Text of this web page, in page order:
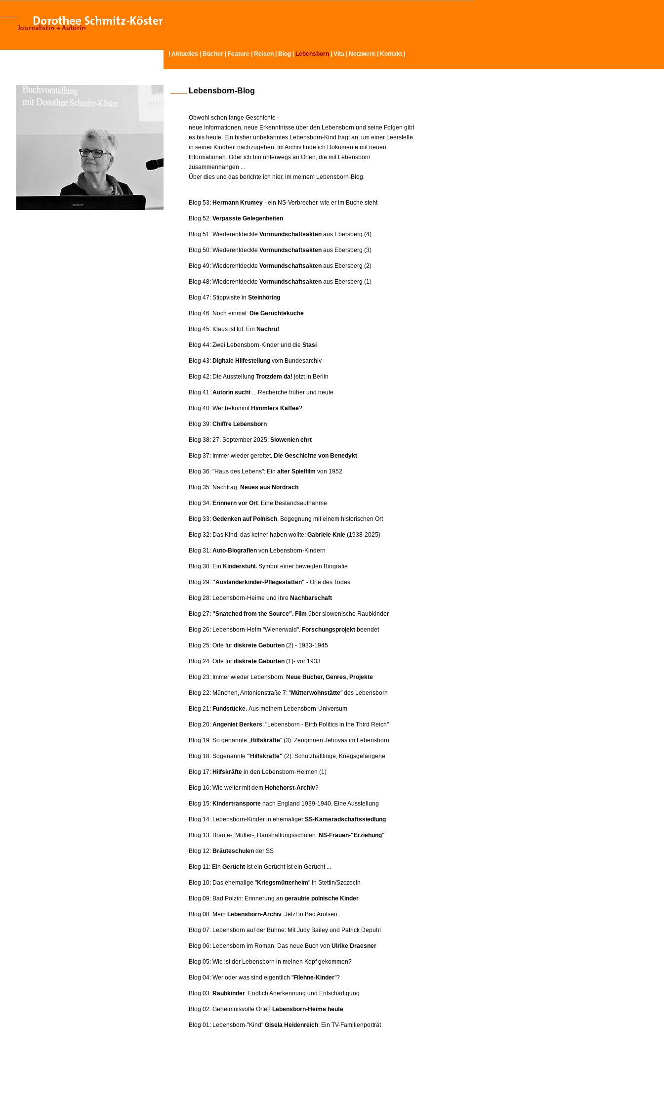
Aktuelles Bücher Feature Reisen Blog Lebensborn Vita Netzwerk Kontakt
Lebensborn-Blog
Obwohl schon lange Geschichte -
neue Informationen, neue Erkenntnisse über den Lebensborn und seine Folgen gibt
es bis heute. Ein bisher unbekanntes Lebensborn-Kind fragt an, um einer Leerstelle
in seiner Kindheit nachzugehen. Im Archiv finde ich Dokumente mit neuen
Informationen. Oder ich bin unterwegs an Orten, die mit Lebensborn
zusammenhängen ...
Über dies und das berichte ich hier, im meinem Lebensborn-Blog.
Blog 53: Hermann Krumey - ein NS-Verbrecher, wie er im Buche steht
Blog 52: Verpasste Gelegenheiten
Blog 51: Wiederentdeckte Vormundschaftsakten aus Ebersberg (4)
Blog 50: Wiederentdeckte Vormundschaftsakten aus Ebersberg (3)
Blog 49: Wiederentdeckte Vormundschaftsakten aus Ebersberg (2)
Blog 48: Wiederentdeckte Vormundschaftsakten aus Ebersberg (1)
Blog 47: Stippvisite in Steinhöring
Blog 46: Noch einmal: Die Gerüchteküche
Blog 45: Klaus ist tot: Ein Nachruf
Blog 44: Zwei Lebensborn-Kinder und die Stasi
Blog 43: Digitale Hilfestellung vom Bundesarchiv
Blog 42: Die Ausstellung Trotzdem da! jetzt in Berlin
Blog 41: Autorin sucht ... Recherche früher und heute
Blog 40: Wer bekommt Himmlers Kaffee?
Blog 39: Chiffre Lebensborn
Blog 38: 27. September 2025: Slowenien ehrt
Blog 37: Immer wieder gerettet. Die Geschichte von Benedykt
Blog 36: "Haus des Lebens": Ein alter Spielfilm von 1952
Blog 35: Nachtrag: Neues aus Nordrach
Blog 34: Erinnern vor Ort. Eine Bestandsaufnahme
Blog 33: Gedenken auf Polnisch. Begegnung mit einem historischen Ort
Blog 32: Das Kind, das keiner haben wollte: Gabriele Knie (1938-2025)
Blog 31: Auto-Biografien von Lebensborn-Kindern
Blog 30: Ein Kinderstuhl. Symbol einer bewegten Biografie
Blog 29: "Ausländerkinder-Pflegestätten" - Orte des Todes
Blog 28: Lebensborn-Heime und ihre Nachbarschaft
Blog 27: "Snatched from the Source". Film über slowenische Raubkinder
Blog 26: Lebensborn-Heim "Wienerwald". Forschungsprojekt beendet
Blog 25: Orte für diskrete Geburten (2) - 1933-1945
Blog 24: Orte für diskrete Geburten (1)- vor 1933
Blog 23: Immer wieder Lebensborn. Neue Bücher, Genres, Projekte
Blog 22: München, Antonienstraße 7: "Mütterwohnstätte" des Lebensborn
Blog 21: Fundstücke. Aus meinem Lebensborn-Universum
Blog 20: Angeniet Berkers: "Lebensborn - Birth Politics in the Third Reich"
Blog 19: So genannte „Hilfskräfte“ (3): Zeuginnen Jehovas im Lebensborn
Blog 18: Sogenannte "Hilfskräfte" (2): Schutzhäftlinge, Kriegsgefangene
Blog 17: Hilfskräfte in den Lebensborn-Heimen (1)
Blog 16: Wie weiter mit dem Hohehorst-Archiv?
Blog 15: Kindertransporte nach England 1939-1940. Eine Ausstellung
Blog 14: Lebensborn-Kinder in ehemaliger SS-Kameradschaftssiedlung
Blog 13: Bräute-, Mütter-, Haushaltungsschulen. NS-Frauen-"Erziehung"
Blog 12: Bräuteschulen der SS
Blog 11: Ein Gerücht ist ein Gerücht ist ein Gerücht ...
Blog 10: Das ehemalige "Kriegsmütterheim" in Stettin/Szczecin
Blog 09: Bad Polzin: Erinnerung an geraubte polnische Kinder
Blog 08: Mein Lebensborn-Archiv: Jetzt in Bad Arolsen
Blog 07: Lebensborn auf der Bühne: MitJudy Bailey und Patrick Depuhl
Blog 06: Lebensborn im Roman: Das neue Buch von Ulrike Draesner
Blog 05: Wie ist der Lebensborn in meinen Kopf gekommen?
Blog 04: Wer oder was sind eigentlich "Filehne-Kinder"?
Blog 03: Raubkinder: Endlich Anerkennung und Entschädigung
Blog 02: Geheimnisvolle Orte? Lebensborn-Heime heute
Blog 01: Lebensborn-"Kind" Gisela Heidenreich: Ein TV-Familienporträt